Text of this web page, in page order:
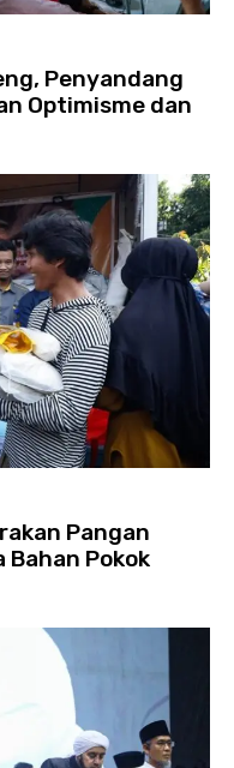
Penyandang
Optimisme dan
Pangan
Bahan Pokok